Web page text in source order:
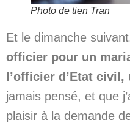
Photo de tien Tran
Et le dimanche
officier pour un
l’officier d’Etat civil,
jamais pensé, et que
plaisir à la demande